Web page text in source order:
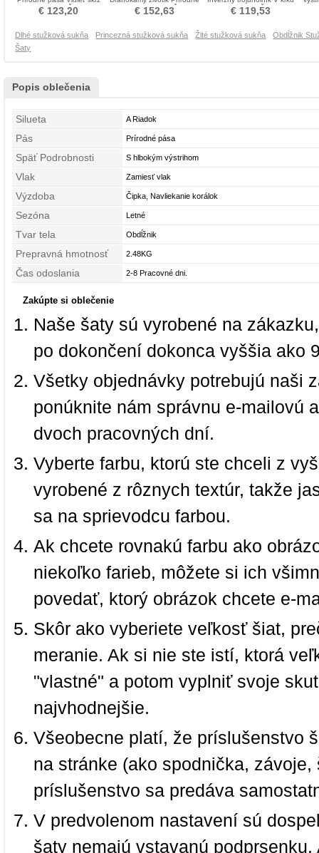
Stužková Šaty
€ 123,20
pása Stužková Šaty
€ 152,63
Stužková Šaty
€ 119,53
Dlhé stužková sukňa Princezná stužková sukňa Žlté stužková sukňa
Obdĺžnik
Šaty
Popis oblečenia
Silueta A Riadok
Pás Prírodné pása
Späť Podrobnosti S hlbokým výstrihom
Vlak Zamiesť vlak
Výzdoba Čipka, Navliekanie korálok
Sezóna Letné
Tvar tela Obdĺžnik
Prepravná hmotnosť 2.48KG
Čas odoslania 2-8 Pracovné dni.
Zakúpte si oblečenie
Naše šaty sú vyrobené na
po dokončení dokonca vyššia ako
Všetky objednávky potrebujú naši
ponúknite nám správnu e-mailovú
dvoch pracovných dní.
Vyberte farbu, ktorú ste chceli z
vyrobené z rôznych textúr, takže
sa na sprievodcu farbou.
Ak chcete rovnakú farbu ako
niekoľko farieb, môžete si ich
povedať, ktorý obrázok chcete e-
Skôr ako vyberiete veľkosť šiat,
meranie. Ak si nie ste istí, ktorá
"vlastné" a potom vyplniť svoje
najvhodnejšie.
Všeobecne platí, že príslušenstvo
na stránke (ako spodnička,
príslušenstvo sa predáva
V predvolenom nastavení sú
šaty nemajú vstavanú